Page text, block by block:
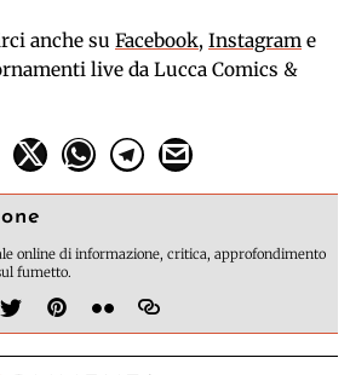
anche su Facebook, Instagram e
live da Lucca Comics &
online di informazione, critica, approfondimento
fumetto.